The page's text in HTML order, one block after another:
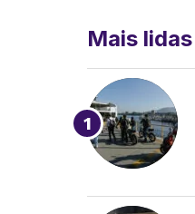
Mais lidas